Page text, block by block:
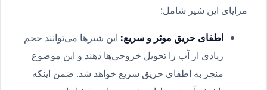
مزایای این شیر شامل:
اطفای حریق موثر و سریع: این شیرها می‌توانند حجم
زیادی از آب را تحویل خروجی‌ها دهند و این موضوع
منجر به اطفای حریق سریع خواهد شد. ضمن اینکه